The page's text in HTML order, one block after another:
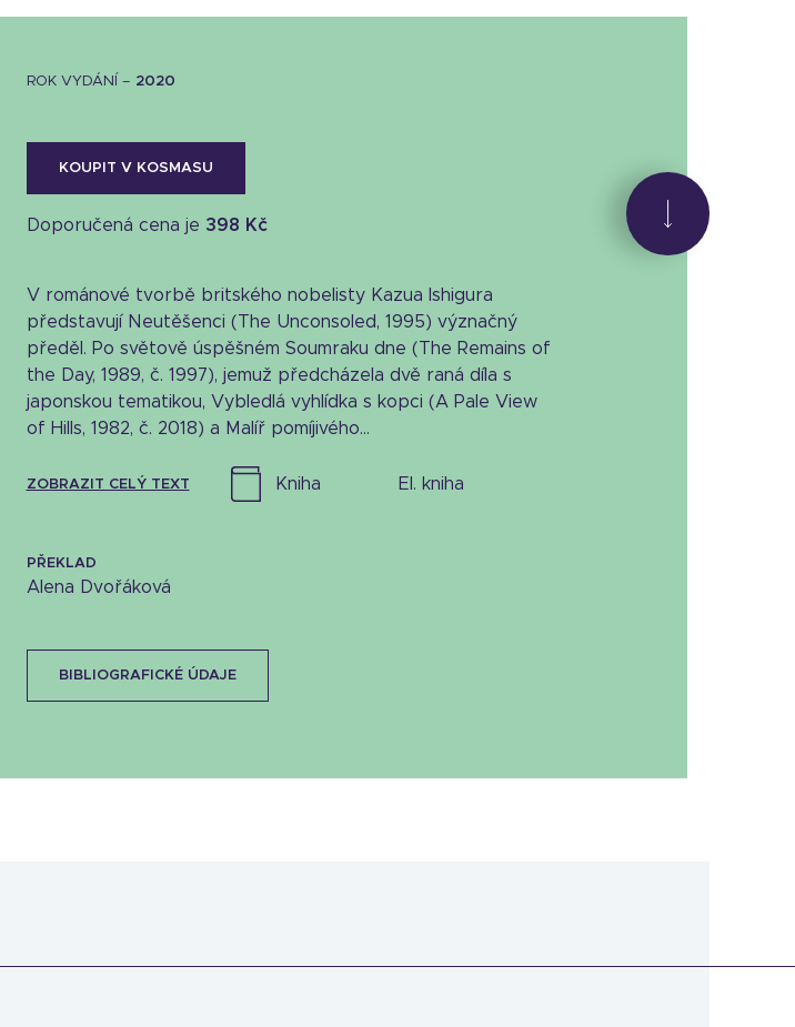
13.55 KB
ROK VYDÁNÍ – 2020
KOUPIT V KOSMASU
Doporučená cena je 398 Kč
V románové tvorbě britského nobelisty Kazua Ishigura
představují Neutěšenci (The Unconsoled, 1995) význačný
předěl. Po světově úspěšném Soumraku dne (The Remains of
the Day, 1989, č. 1997), jemuž předcházela dvě raná díla s
japonskou tematikou, Vybledlá vyhlídka s kopci (A Pale View
of Hills, 1982, č. 2018) a Malíř pomíjivého...
ZOBRAZIT CELÝ TEXT kniha el. kniha
PŘEKLAD
Alena Dvořáková
BIBLIOGRAFICKÉ ÚDAJE